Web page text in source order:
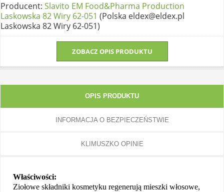
Producent: Slavito EM Food&Pharma Production
Laskowska 82 Wiry 62-051 (Polska eldex@eldex.pl
Laskowska 82 Wiry 62-051)
ZOBACZ OPIS PRODUKTU
OPIS PRODUKTU
INFORMACJA O BEZPIECZEŃSTWIE
KLIMUSZKO OPINIE
Właściwości:
Ziołowe składniki kosmetyku regenerują mieszki włosowe,